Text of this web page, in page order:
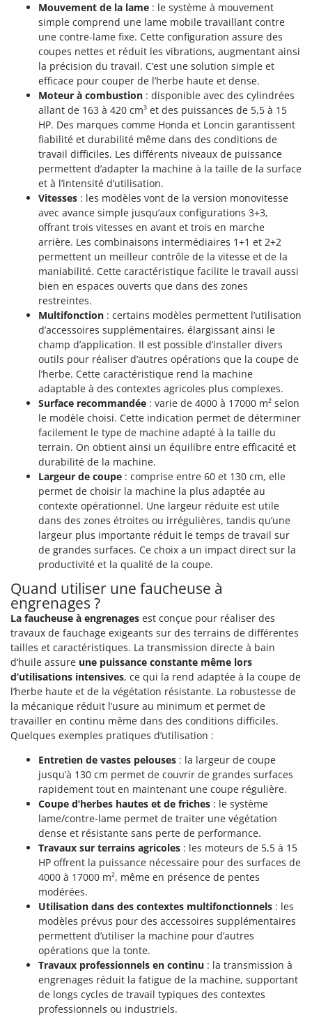
Mouvement de la lame : le système à mouvement
simple comprend une lame mobile travaillant contre
une contre-lame fixe. Cette configuration assure des
coupes nettes et réduit les vibrations, augmentant ainsi
la précision du travail. C’est une solution simple et
efficace pour couper de l’herbe haute et dense.
Moteur à combustion : disponible avec des cylindrées
allant de 163 à 420 cm³ et des puissances de 5,5 à 15
HP. Des marques comme Honda et Loncin garantissent
fiabilité et durabilité même dans des conditions de
travail difficiles. Les différents niveaux de puissance
permettent d’adapter la machine à la taille de la surface
et à l’intensité d’utilisation.
Vitesses : les modèles vont de la version monovitesse
avec avance simple jusqu’aux configurations 3+3,
offrant trois vitesses en avant et trois en marche
arrière. Les combinaisons intermédiaires 1+1 et 2+2
permettent un meilleur contrôle de la vitesse et de la
maniabilité. Cette caractéristique facilite le travail aussi
bien en espaces ouverts que dans des zones
restreintes.
Multifonction : certains modèles permettent l’utilisation
d’accessoires supplémentaires, élargissant ainsi le
champ d’application. Il est possible d’installer divers
outils pour réaliser d’autres opérations que la coupe de
l’herbe. Cette caractéristique rend la machine
adaptable à des contextes agricoles plus complexes.
Surface recommandée : varie de 4000 à 17000 m² selon
le modèle choisi. Cette indication permet de déterminer
facilement le type de machine adapté à la taille du
terrain. On obtient ainsi un équilibre entre efficacité et
durabilité de la machine.
Largeur de coupe : comprise entre 60 et 130 cm, elle
permet de choisir la machine la plus adaptée au
contexte opérationnel. Une largeur réduite est utile
dans des zones étroites ou irrégulières, tandis qu’une
largeur plus importante réduit le temps de travail sur
de grandes surfaces. Ce choix a un impact direct sur la
productivité et la qualité de la coupe.
Quand utiliser une faucheuse à
engrenages ?
La faucheuse à engrenages est conçue pour réaliser des
travaux de fauchage exigeants sur des terrains de différentes
tailles et caractéristiques. La transmission directe à bain
d’huile assure une puissance constante même lors
d’utilisations intensives, ce qui la rend adaptée à la coupe de
l’herbe haute et de la végétation résistante. La robustesse de
la mécanique réduit l’usure au minimum et permet de
travailler en continu même dans des conditions difficiles.
Quelques exemples pratiques d’utilisation :
Entretien de vastes pelouses : la largeur de coupe
jusqu’à 130 cm permet de couvrir de grandes surfaces
rapidement tout en maintenant une coupe régulière.
Coupe d’herbes hautes et de friches : le système
lame/contre-lame permet de traiter une végétation
dense et résistante sans perte de performance.
Travaux sur terrains agricoles : les moteurs de 5,5 à 15
HP offrent la puissance nécessaire pour des surfaces de
4000 à 17000 m², même en présence de pentes
modérées.
Utilisation dans des contextes multifonctionnels : les
modèles prévus pour des accessoires supplémentaires
permettent d’utiliser la machine pour d’autres
opérations que la tonte.
Travaux professionnels en continu : la transmission à
engrenages réduit la fatigue de la machine, supportant
de longs cycles de travail typiques des contextes
professionnels ou industriels.